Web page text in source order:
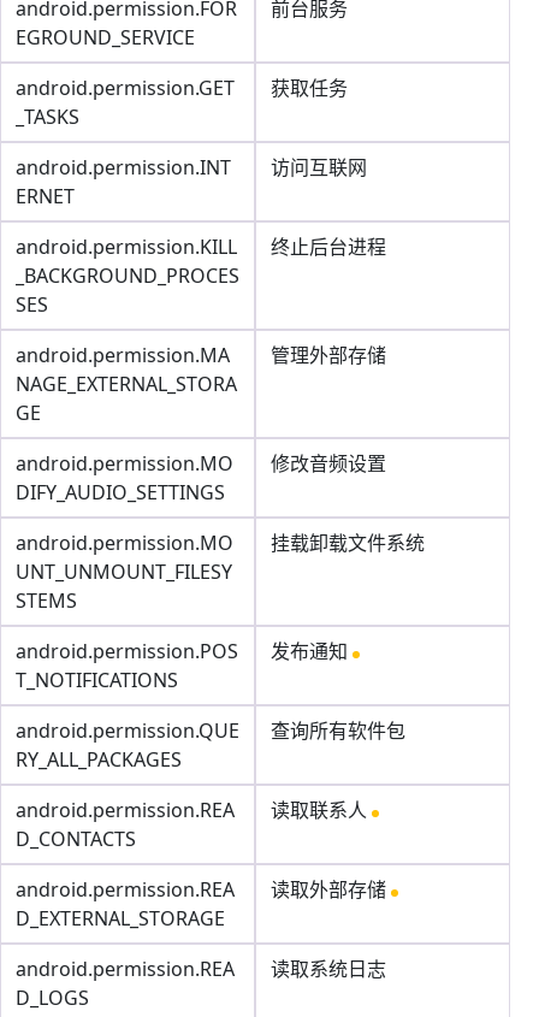
android.permission.FOR
EGROUND_SERVICE
前台服务
android.permission.GET
_TASKS
获取任务
android.permission.INT
ERNET
访问互联网
android.permission.KILL
_BACKGROUND_PROCES
SES
终止后台进程
android.permission.MA
NAGE_EXTERNAL_STORA
GE
管理外部存储
android.permission.MO
DIFY_AUDIO_SETTINGS
修改音频设置
android.permission.MO
UNT_UNMOUNT_FILESY
STEMS
挂载卸载文件系统
android.permission.POS
T_NOTIFICATIONS
发布通知
android.permission.QUE
RY_ALL_PACKAGES
查询所有软件包
android.permission.REA
D_CONTACTS
读取联系人
android.permission.REA
D_EXTERNAL_STORAGE
读取外部存储
android.permission.REA
D_LOGS
读取系统日志